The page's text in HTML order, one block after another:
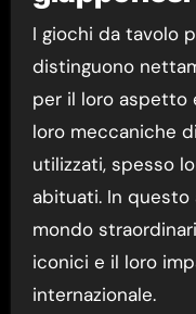
I giochi da tavolo
distinguono
per il loro aspetto
loro meccaniche
utilizzati, spesso
abituati. In
mondo
iconici e il loro
internazionale.